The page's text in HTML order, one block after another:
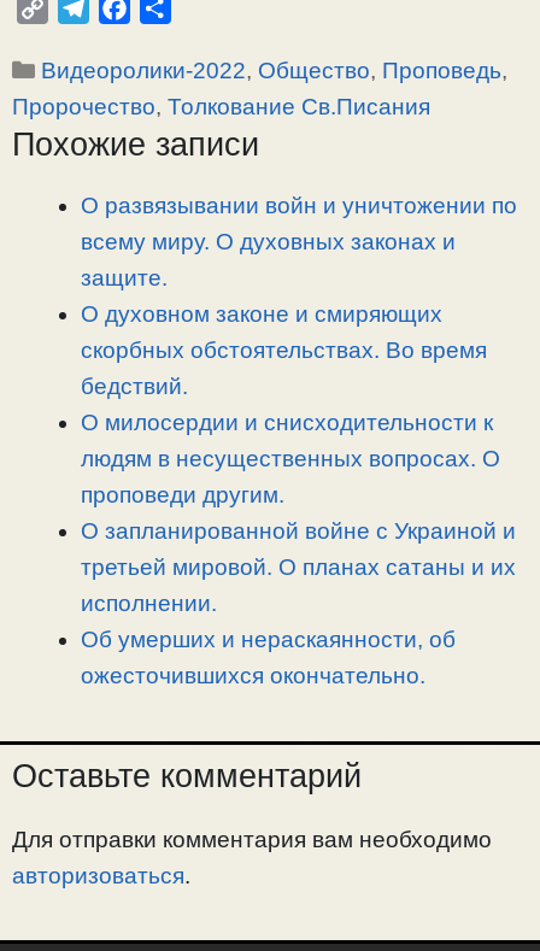
p
y
L
l
e
g
a
c
e
b
п
р
а
Рубрики
Видеоролики-2022, Общество, Проповедь,
Пророчество, Толкование Св.Писания
Похожие записи
О развязывании войн и уничтожении по
всему миру. О духовных законах и
защите.
О духовном законе и смиряющих
скорбных обстоятельствах. Во время
бедствий.
О милосердии и снисходительности к
людям в несущественных вопросах. О
проповеди другим.
О запланированной войне с Украиной и
третьей мировой. О планах сатаны и их
исполнении.
Об умерших и нераскаянности, об
ожесточившихся окончательно.
Оставьте комментарий
Для отправки комментария вам необходимо
авторизоваться.